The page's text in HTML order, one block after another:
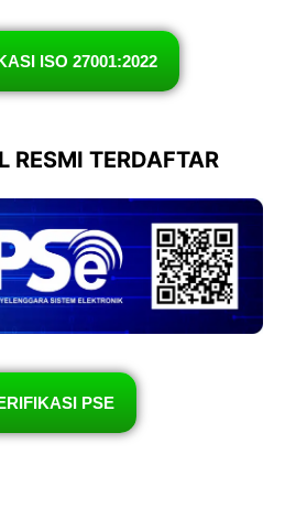
ISO 27001:2022
RESMI TERDAFTAR
PSE